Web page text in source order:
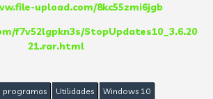
upload.com/8kc55zmi6jgb
f7v52lgpkn3s/StopUpdates10_3.6.20
21.rar.html
programas Utilidades Windows 10